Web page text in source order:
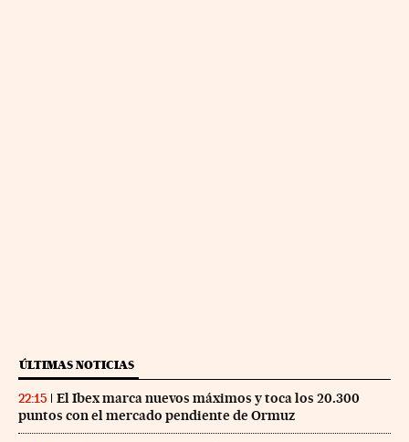
ÚLTIMAS NOTICIAS
22:15
El Ibex marca nuevos máximos y toca los 20.300
puntos con el mercado pendiente de Ormuz